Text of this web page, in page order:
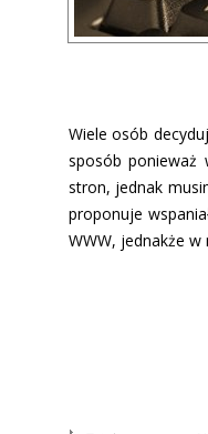
Wiele osób
sposób ponieważ
stron, jednak
proponuje
WWW, jednakże